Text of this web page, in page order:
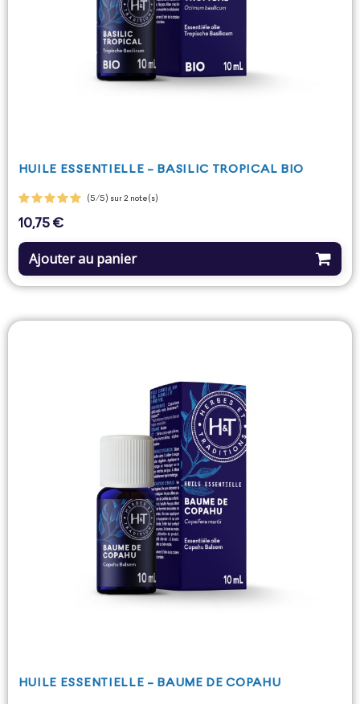
HUILE ESSENTIELLE - BASILIC TROPICAL BIO
(5/5) sur 2 note(s)
Prix
10,75 €
Ajouter au panier
HUILE ESSENTIELLE - BAUME DE COPAHU